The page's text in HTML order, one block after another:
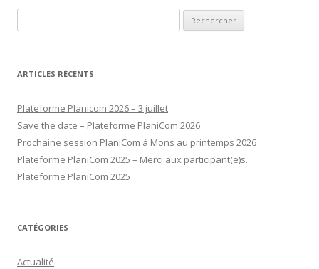
ARTICLES RÉCENTS
Plateforme Planicom 2026 – 3 juillet
Save the date – Plateforme PlaniCom 2026
Prochaine session PlaniCom à Mons au printemps 2026
Plateforme PlaniCom 2025 – Merci aux participant(e)s.
Plateforme PlaniCom 2025
CATÉGORIES
Actualité